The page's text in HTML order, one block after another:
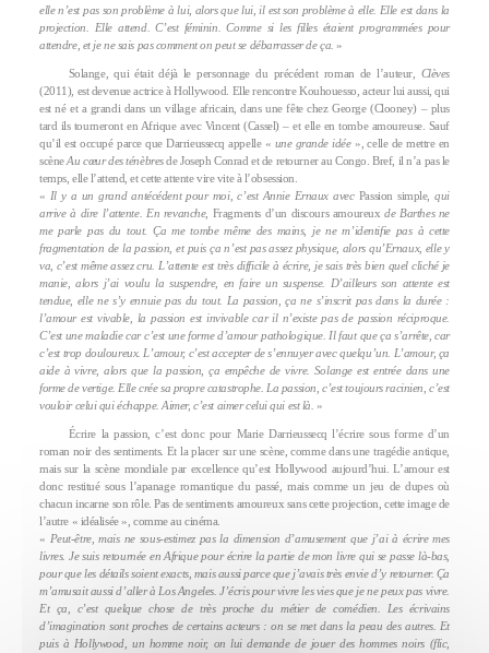
elle n’est pas son problème à lui, alors que lui, il est son problème à elle. Elle est dans la
projection. Elle attend. C’est féminin. Comme si les filles étaient programmées pour
attendre, et je ne sais pas comment on peut se débarrasser de ça. »
Solange, qui était déjà le personnage du précédent roman de l’auteur, Clèves
(2011), est devenue actrice à Hollywood. Elle rencontre Kouhouesso, acteur lui aussi, qui
est né et a grandi dans un village africain, dans une fête chez George (Clooney) – plus
tard ils tourneront en Afrique avec Vincent (Cassel) – et elle en tombe amoureuse. Sauf
qu’il est occupé parce que Darrieussecq appelle « une grande idée», celle de mettre en
scèneAu cœur des ténèbresde Joseph Conrad et de retourner au Congo. Bref, il n’a pas le
temps, elle l’attend, et cette attente vire vite à l’obsession.
« Il y a un grand antécédent pour moi, c’est Annie Ernaux avecPassion simple, qui
arrive à dire l’attente. En revanche, Fragments d’un discours amoureuxde Barthes ne
me parle pas du tout. Ça me tombe même des mains, je ne m’identifie pas à cette
fragmentation de la passion, et puis ça n’est pas assez physique, alors qu’Ernaux, elle y
va, c’est même assez cru. L’attente est très difficile à écrire, je sais très bien quel cliché je
manie, alors j’ai voulu la suspendre, en faire un suspense. D’ailleurs son attente est
tendue, elle ne s’y ennuie pas du tout. La passion, ça ne s’inscrit pas dans la durée :
l’amour est vivable, la passion est invivable car il n’existe pas de passion réciproque.
C’est une maladie car c’est une forme d’amour pathologique. Il faut que ça s’arrête, car
c’est trop douloureux. L’amour, c’est accepter de s’ennuyer avec quelqu’un. L’amour, ça
aide à vivre, alors que la passion, ça empêche de vivre. Solange est entrée dans une
forme de vertige. Elle crée sa propre catastrophe. La passion, c’est toujours racinien, c’est
vouloir celui qui échappe. Aimer, c’est aimer celui qui est là. »
Écrire la passion, c’est donc pour Marie Darrieussecq l’écrire sous forme d’un
roman noir des sentiments. Et la placer sur une scène, comme dans une tragédie antique,
mais sur la scène mondiale par excellence qu’est Hollywood aujourd’hui. L’amour est
donc restitué sous l’apanage romantique du passé, mais comme un jeu de dupes où
chacun incarne son rôle. Pas de sentiments amoureux sans cette projection, cette image de
l’autre « idéalisée », comme au cinéma.
« Peut-être, mais ne sous-estimez pas la dimension d’amusement que j’ai à écrire mes
livres. Je suis retournée en Afrique pour écrire la partie de mon livre qui se passe là-bas,
pour que les détails soient exacts, mais aussi parce que j’avais très envie d’y retourner. Ça
m’amusait aussi d’aller à Los Angeles. J’écris pour vivre les vies que je ne peux pas vivre.
Et ça, c’est quelque chose de très proche du métier de comédien. Les écrivains
d’imagination sont proches de certains acteurs : on se met dans la peau des autres. Et
puis à Hollywood, un homme noir, on lui demande de jouer des hommes noirs (flic,